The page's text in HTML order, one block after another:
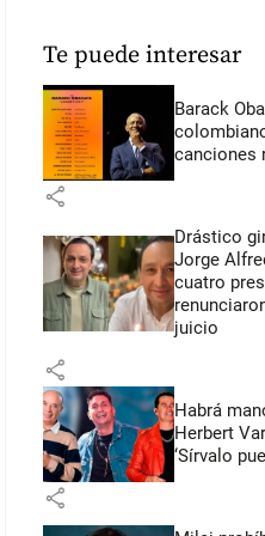
Te puede interesar
Barack
canciones
share
Drástico
Jorge
cuatro
juicio
share
Habrá
Herbert
‘Sírvalo
share